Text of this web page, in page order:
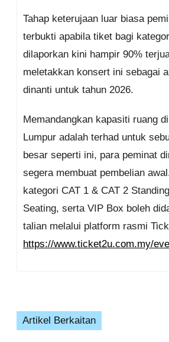
Tahap keterujaan luar biasa
terbukti apabila tiket bagi
dilaporkan kini hampir 90%
meletakkan konsert ini sebagai
dinanti untuk tahun 2026.
Memandangkan kapasiti ruang
Lumpur adalah terhad untuk
besar seperti ini, para peminat
segera membuat pembelian
kategori CAT 1 & CAT 2
Seating, serta VIP Box boleh
talian melalui platform rasmi
https://www.ticket2u.com.my/
Artikel Berkaitan